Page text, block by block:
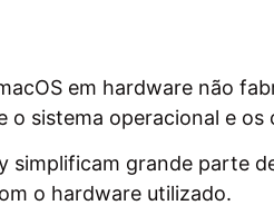
em hardware não
sistema operacional e
simplificam grande parte
o hardware utilizado.